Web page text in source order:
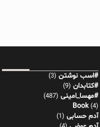
#اسب نوشتن (3)
#کتابدان (9)
#مهسا_امینی (487)
Book(4)
آدم حسابی (1)